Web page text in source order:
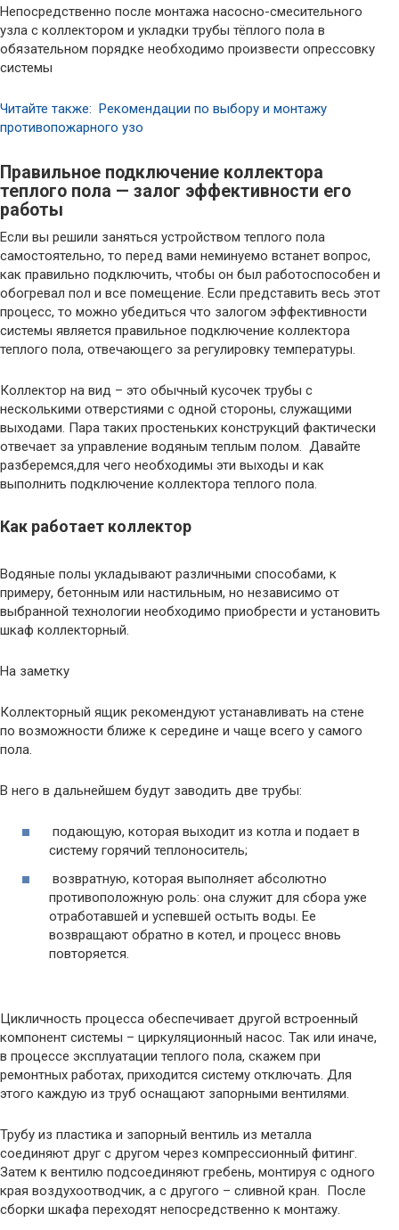
Непосредственно после монтажа насосно-смесительного
узла с коллектором и укладки трубы тёплого пола в
обязательном порядке необходимо произвести опрессовку
системы
Читайте также: Рекомендации по выбору и монтажу
противопожарного узо
Правильное подключение коллектора
теплого пола — залог эффективности его
работы
Если вы решили заняться устройством теплого пола
самостоятельно, то перед вами неминуемо встанет вопрос,
как правильно подключить, чтобы он был работоспособен и
обогревал пол и все помещение. Если представить весь этот
процесс, то можно убедиться что залогом эффективности
системы является правильное подключение коллектора
теплого пола, отвечающего за регулировку температуры.
Коллектор на вид – это обычный кусочек трубы с
несколькими отверстиями с одной стороны, служащими
выходами. Пара таких простеньких конструкций фактически
отвечает за управление водяным теплым полом. Давайте
разберемся,для чего необходимы эти выходы и как
выполнить подключение коллектора теплого пола.
Как работает коллектор
Водяные полы укладывают различными способами, к
примеру, бетонным или настильным, но независимо от
выбранной технологии необходимо приобрести и установить
шкаф коллекторный.
На заметку
Коллекторный ящик рекомендуют устанавливать на стене
по возможности ближе к середине и чаще всего у самого
пола.
В него в дальнейшем будут заводить две трубы:
подающую, которая выходит из котла и подает в
систему горячий теплоноситель;
возвратную, которая выполняет абсолютно
противоположную роль: она служит для сбора уже
отработавшей и успевшей остыть воды. Ее
возвращают обратно в котел, и процесс вновь
повторяется.
Цикличность процесса обеспечивает другой встроенный
компонент системы – циркуляционный насос. Так или иначе,
в процессе эксплуатации теплого пола, скажем при
ремонтных работах, приходится систему отключать. Для
этого каждую из труб оснащают запорными вентилями.
Трубу из пластика и запорный вентиль из металла
соединяют друг с другом через компрессионный фитинг.
Затем к вентилю подсоединяют гребень, монтируя с одного
края воздухоотводчик, а с другого – сливной кран. После
сборки шкафа переходят непосредственно к монтажу.